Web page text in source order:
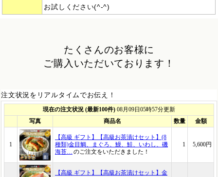
お試しください(^-^)
たくさんのお客様に
ご購入いただいております！
注文状況をリアルタイムでお伝え！